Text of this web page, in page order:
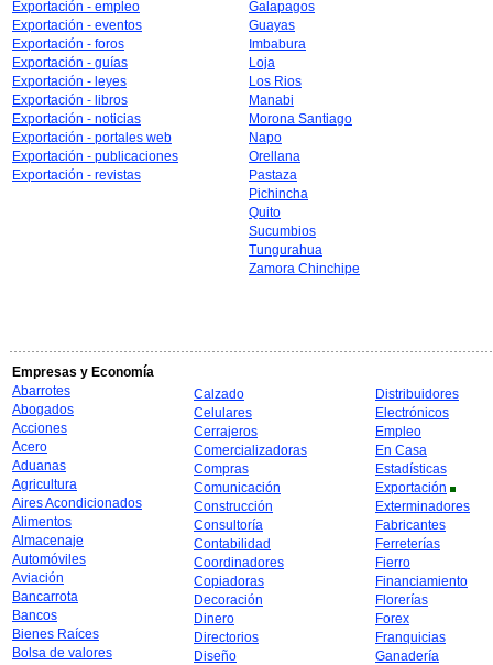
Exportación - empleo
Exportación - eventos
Exportación - foros
Exportación - guías
Exportación - leyes
Exportación - libros
Exportación - noticias
Exportación - portales web
Exportación - publicaciones
Exportación - revistas
Galapagos
Guayas
Imbabura
Loja
Los Rios
Manabi
Morona Santiago
Napo
Orellana
Pastaza
Pichincha
Quito
Sucumbios
Tungurahua
Zamora Chinchipe
Empresas y Economía
Abarrotes
Abogados
Acciones
Acero
Aduanas
Agricultura
Aires Acondicionados
Alimentos
Almacenaje
Automóviles
Aviación
Bancarrota
Bancos
Bienes Raíces
Bolsa de valores
Calzado
Celulares
Cerrajeros
Comercializadoras
Compras
Comunicación
Construcción
Consultoría
Contabilidad
Coordinadores
Copiadoras
Decoración
Dinero
Directorios
Diseño
Distribuidores
Electrónicos
Empleo
En Casa
Estadísticas
Exportación
Exterminadores
Fabricantes
Ferreterías
Fierro
Financiamiento
Florerías
Forex
Franquicias
Ganadería